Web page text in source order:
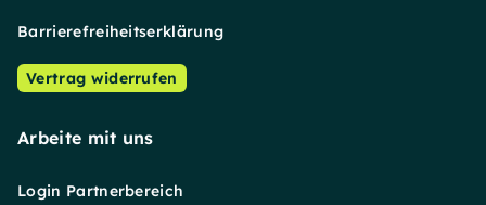
Barrierefreiheitserklärung
Vertrag widerrufen
Arbeite mit uns
Login Partnerbereich